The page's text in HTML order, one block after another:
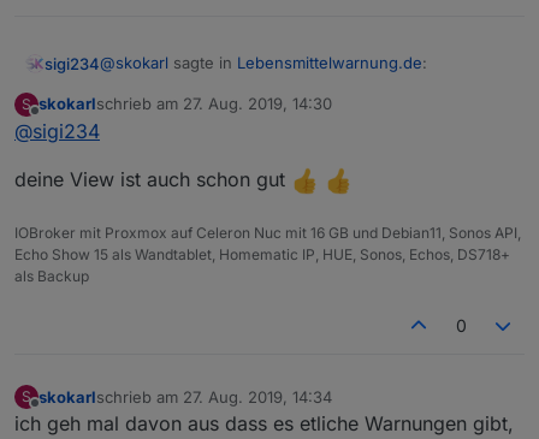
sigi234@skokarl sagte in Lebensmittelwarnung.de:
Der ist Gut!
S
Offline
skokarlschrieb am 27. Aug. 2019, 14:30
zuletzt editiert von
@sigi234
deine View ist auch schon gut
IOBroker mit Proxmox auf Celeron Nuc mit 16 GB und Debian11, Sonos API,
Echo Show 15 als Wandtablet, Homematic IP, HUE, Sonos, Echos, DS718+
als Backup
0
S
Offline
skokarlschrieb am 27. Aug. 2019, 14:34
zuletzt editiert von
ich geh mal davon aus dass es etliche Warnungen gibt,